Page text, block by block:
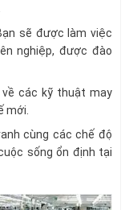
sẽ được làm việc
nghiệp, được đào
các kỹ thuật may
mới.
cùng các chế độ
sống ổn định tại